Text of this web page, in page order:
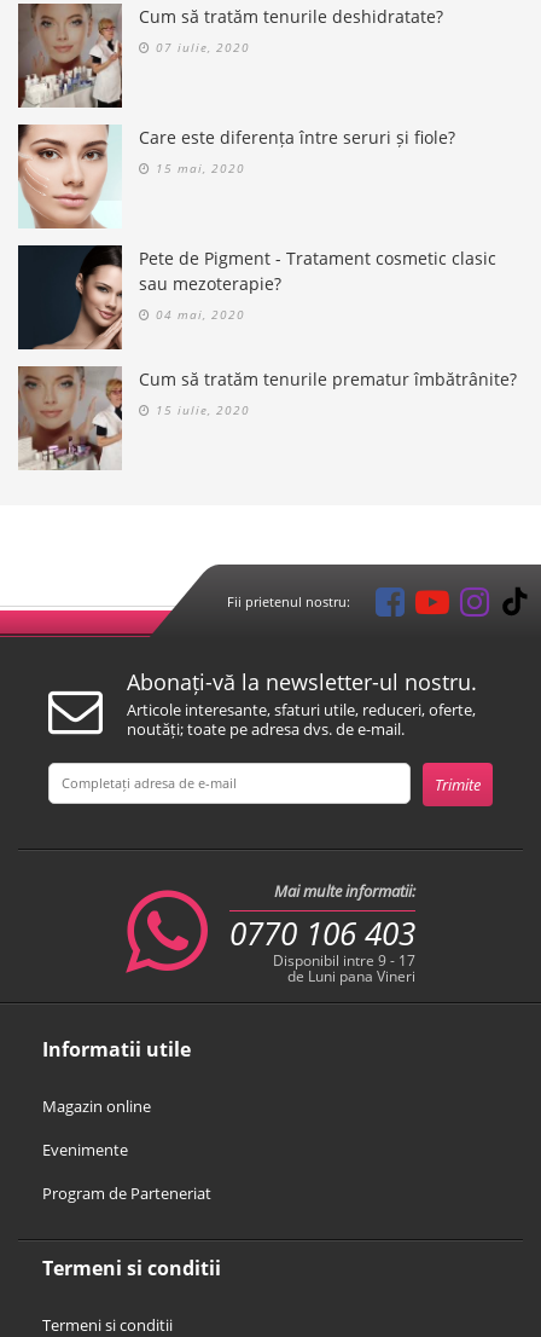
Cum să tratăm tenurile deshidratate?
07 iulie, 2020
Care este diferența între seruri și fiole?
15 mai, 2020
Pete de Pigment - Tratament cosmetic clasic
sau mezoterapie?
04 mai, 2020
Cum să tratăm tenurile prematur îmbătrânite?
15 iulie, 2020
Fii prietenul nostru:
Informatii utile
Magazin online
Evenimente
Program de Parteneriat
Termeni si conditii
Termeni si conditii
Abonați-vă la newsletter-ul nostru.
Articole interesante, sfaturi utile, reduceri, oferte,
noutăți; toate pe adresa dvs. de e-mail.
Mai multe informatii:
0770 106 403
Disponibil intre 9 - 17
de Luni pana Vineri